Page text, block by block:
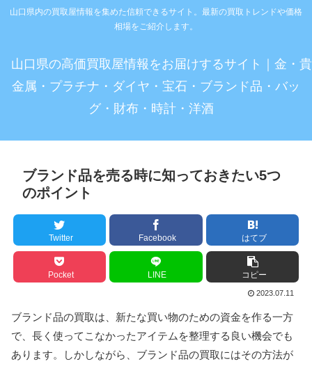
山口県内の買取屋情報を集めた信頼できるサイト。最新の買取トレンドや価格
相場をご紹介します。
山口県の高価買取屋情報をお届けするサイト｜金・貴
金属・プラチナ・ダイヤ・宝石・ブランド品・バッ
グ・財布・時計・洋酒
ブランド品を売る時に知っておきたい5つ
のポイント
Twitter Facebook はてブ
Pocket LINE コピー
2023.07.11
ブランド品の買取は、新たな買い物のための資金を作る一方
で、長く使ってこなかったアイテムを整理する良い機会でも
あります。しかしながら、ブランド品の買取にはその方法が